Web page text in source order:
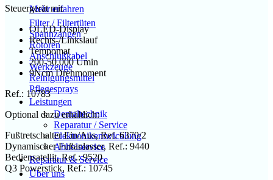
Mehr erfahren
Filter / Filtertüten
Spannzangen
Rotoren
Anschlußkabel
Werkzeuge
Reinigungsmittel
Pflegesprays
Leistungen
Dentaltechnik
Reparatur / Service
Elektronikentwicklung
Abholservice
Reparatur & Service
Über uns
Steuergerät mit
OLED-Display
Rechts-/Linkslauf
Tempomat
200-50.000 Umin
9Ncm Drehmoment
Ref.: 10783
Optional dazu erhältlich:
Fußtretschalter Ein/Aus, Ref. 6370/2
Dynamischer Fußanlasser, Ref.: 9440
Bediensatellit, Ref.: 9520
Q3 Powerstick, Ref.: 10745